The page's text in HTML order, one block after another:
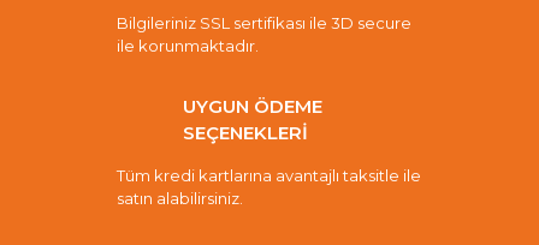
Bilgileriniz SSL sertifikası ile 3D secure
ile korunmaktadır.
UYGUN ÖDEME
SEÇENEKLERİ
Tüm kredi kartlarına avantajlı taksitle ile
satın alabilirsiniz.